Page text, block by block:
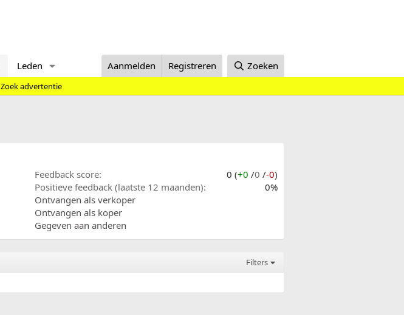
Leden Aanmelden Registreren Zoeken
Zoek advertentie
Feedback score 0 (+0 /0 /-0)
Positieve feedback (laatste 12 maanden)
0%
Ontvangen als verkoper
Ontvangen als koper
Gegeven aan anderen
Filters